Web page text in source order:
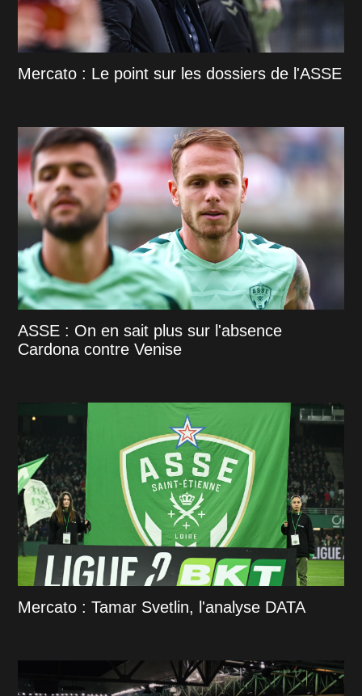
Mercato : Le point sur les dossiers de l'ASSE
ASSE : On en sait plus sur l'absence
Cardona contre Venise
Mercato : Tamar Svetlin, l'analyse DATA